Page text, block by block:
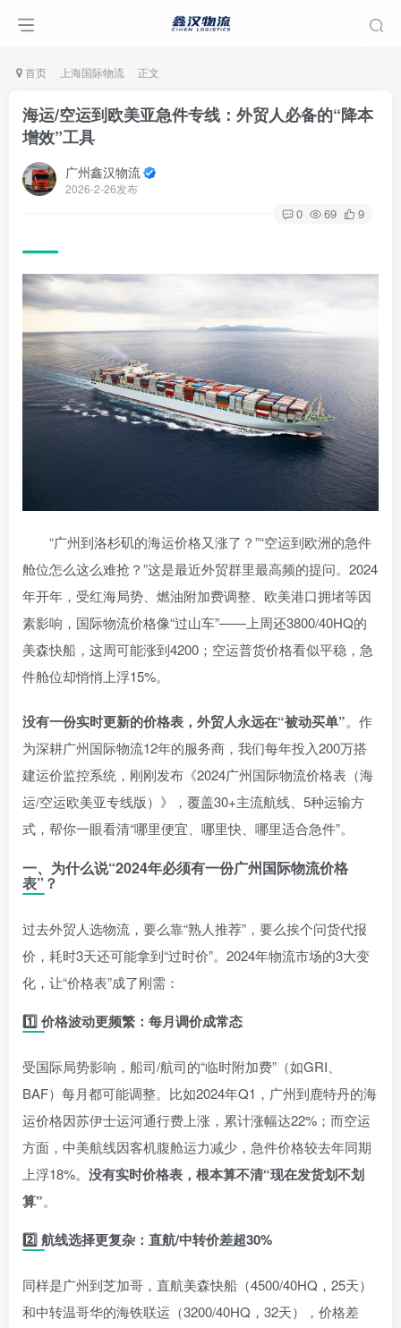
首页 上海国际物流 正文
海运/空运到欧美亚急件专线：外贸人必备的“降本
增效”工具
广州鑫汉物流
2026-2-26发布
0 69 9
“广州到洛杉矶的海运价格又涨了？”“空运到欧洲的急件
舱位怎么这么难抢？”这是最近外贸群里最高频的提问。2024
年开年，受红海局势、燃油附加费调整、欧美港口拥堵等因
素影响，国际物流价格像“过山车”——上周还3800/40HQ的
美森快船，这周可能涨到4200；空运普货价格看似平稳，急
件舱位却悄悄上浮15%。
没有一份实时更新的价格表，外贸人永远在“被动买单”。作
为深耕广州国际物流12年的服务商，我们每年投入200万搭
建运价监控系统，刚刚发布《2024广州国际物流价格表（海
运/空运欧美亚专线版）》，覆盖30+主流航线、5种运输方
式，帮你一眼看清“哪里便宜、哪里快、哪里适合急件”。
一、为什么说“2024年必须有一份广州国际物流价格
表”？
过去外贸人选物流，要么靠“熟人推荐”，要么挨个问货代报
价，耗时3天还可能拿到“过时价”。2024年物流市场的3大变
化，让“价格表”成了刚需：
1️⃣价格波动更频繁：每月调价成常态
受国际局势影响，船司/航司的“临时附加费”（如GRI、
BAF）每月都可能调整。比如2024年Q1，广州到鹿特丹的海
运价格因苏伊士运河通行费上涨，累计涨幅达22%；而空运
方面，中美航线因客机腹舱运力减少，急件价格较去年同期
上浮18%。 没有实时价格表，根本算不清“现在发货划不划
算”。
2️⃣航线选择更复杂：直航/中转价差超30%
同样是广州到芝加哥，直航美森快船（4500/40HQ，25天）
和中转温哥华的海铁联运（3200/40HQ，32天），价格差